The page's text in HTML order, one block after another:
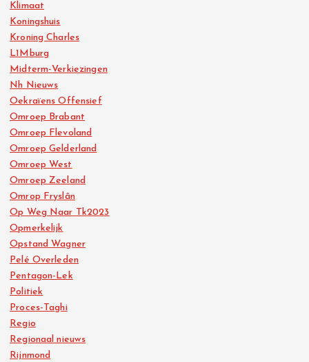
Klimaat
Koningshuis
Kroning Charles
L1Mburg
Midterm-Verkiezingen
Nh Nieuws
Oekraïens Offensief
Omroep Brabant
Omroep Flevoland
Omroep Gelderland
Omroep West
Omroep Zeeland
Omrop Fryslân
Op Weg Naar Tk2023
Opmerkelijk
Opstand Wagner
Pelé Overleden
Pentagon-Lek
Politiek
Proces-Taghi
Regio
Regionaal nieuws
Rijnmond